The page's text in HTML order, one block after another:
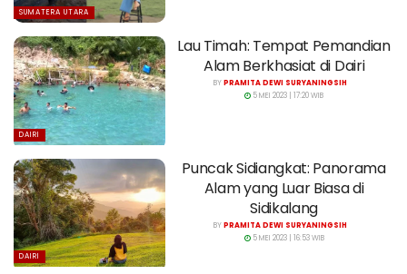
SUMATERA UTARA
DAIRI
Lau Timah: Tempat Pemandian
Alam Berkhasiat di Dairi
BYPRAMITA DEWI SURYANINGSIH
5 MEI 2023 | 17:20 WIB
DAIRI
Puncak Sidiangkat: Panorama
Alam yang Luar Biasa di
Sidikalang
BYPRAMITA DEWI SURYANINGSIH
5 MEI 2023 | 16:53 WIB